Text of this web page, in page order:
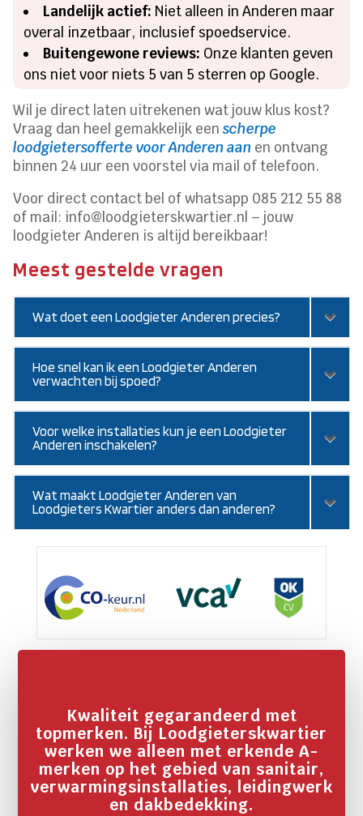
Landelijk actief: Niet alleen in Anderen maar
overal inzetbaar, inclusief spoedservice.
Buitengewone reviews: Onze klanten geven
ons niet voor niets 5 van 5 sterren op Google.
Wil je direct laten uitrekenen wat jouw klus kost?
Vraag dan heel gemakkelijk eenscherpe
loodgietersofferte voor Anderen aan en ontvang
binnen 24 uur een voorstel via mail of telefoon.
Voor direct contact bel of whatsapp 085 212 55 88
of mail: info@loodgieterskwartier.nl – jouw
loodgieter Anderen is altijd bereikbaar!
Meest gestelde vragen
Wat doet een Loodgieter Anderen precies?
Hoe snel kan ik een Loodgieter Anderen
verwachten bij spoed?
Voor welke installaties kun je een Loodgieter
Anderen inschakelen?
Wat maakt Loodgieter Anderen van
Loodgieters Kwartier anders dan anderen?
Kwaliteit gegarandeerd met
topmerken. Bij Loodgieterskwartier
werken we alleen met erkende A-
merken op het gebied van sanitair,
verwarmingsinstallaties, leidingwerk
en dakbedekking.